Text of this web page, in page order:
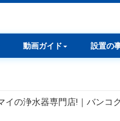
動画ガイド 設置の
イの浄水器専門店!｜バンコ